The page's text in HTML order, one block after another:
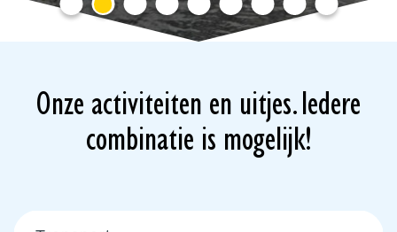
Onze activiteiten en uitjes. Iedere
combinatie is mogelijk!